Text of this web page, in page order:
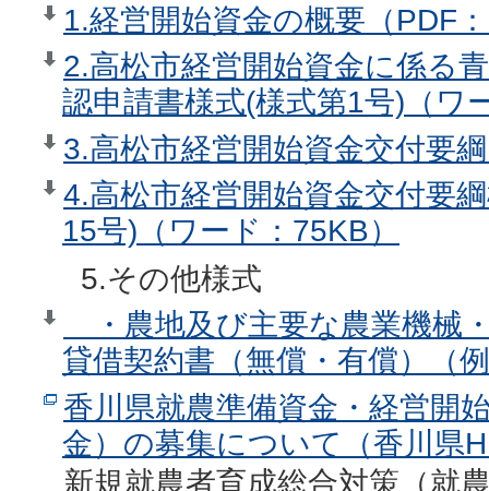
1.経営開始資金の概要（PDF
2.高松市経営開始資金に係る
認申請書様式(様式第1号)（ワ
3.高松市経営開始資金交付要
4.高松市経営開始資金交付要
15号)（ワード：75KB）
5.その他様式
・農地及び主要な農業機械
貸借契約書（無償・有償）（
香川県就農準備資金・経営開
金）の募集について（香川県
新規就農者育成総合対策（就